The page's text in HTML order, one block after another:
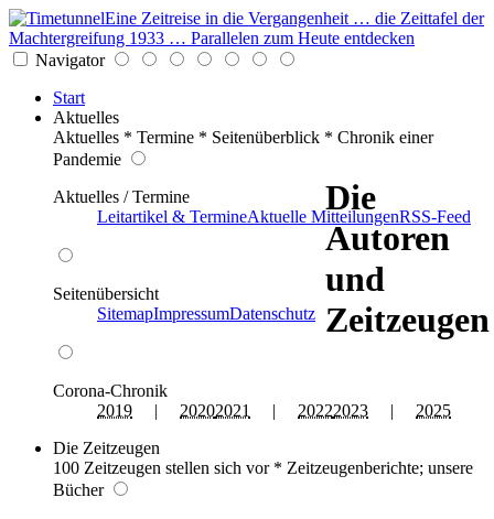
Eine Zeitreise in die Vergangenheit … die Zeittafel der
Machtergreifung 1933 … Parallelen zum Heute entdecken
Navigator
Start
Aktuelles
Aktuelles * Termine * Seitenüberblick * Chronik einer
Pandemie
Aktuelles / Termine
Leitartikel & TermineAktuelle MitteilungenRSS-Feed
Seitenübersicht
SitemapImpressumDatenschutz
Corona-Chronik
2019 | 20202021 | 20222023 | 2025
Die Zeitzeugen
100 Zeitzeugen stellen sich vor * Zeitzeugenberichte; unsere
Bücher
Die
Autoren
und
Zeitzeugen